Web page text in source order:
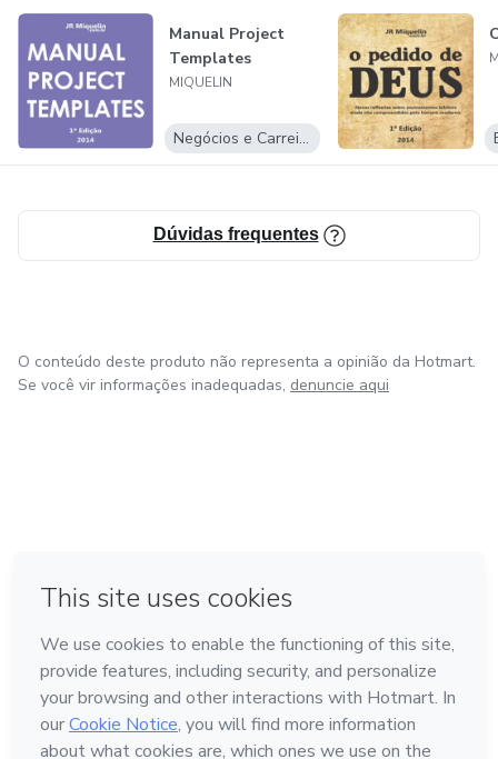
Manual Project
Templates
MIQUELIN
Negócios e Carreira
Dúvidas frequentes
O conteúdo deste produto não representa a opinião da Hotmart.
Se você vir informações inadequadas, denuncie aqui
Feito com ❤ em Bogotá
Conheça a Hotmart